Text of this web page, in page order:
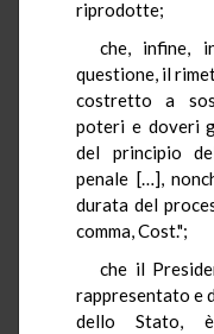
riprodotte;
che, infine,
questione, il
costretto a
poteri e doveri
del principio
penale […],
durata del
comma, Cost.";
che il
rappresentato e
dello Stato,